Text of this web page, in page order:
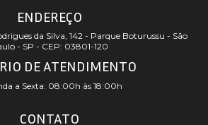
ENDEREÇO
da Silva, 142 - Parque Boturussu - São
- SP - CEP: 03801-120
DE ATENDIMENTO
a Sexta: 08:00h às 18:00h
CONTATO